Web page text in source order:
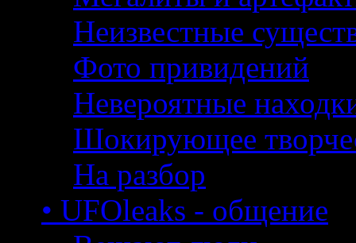
Неизвестные
Фото привидений
Невероятные
Шокирующее
На разбор
• UFOleaks - общение